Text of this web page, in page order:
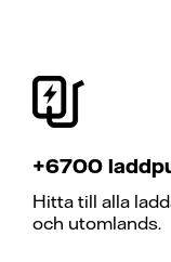
+6700
Hitta till alla
och utomlands.